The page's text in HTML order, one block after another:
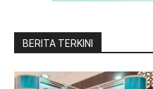
BERITA TERKINI